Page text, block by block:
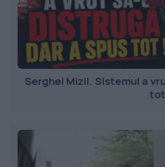
Serghei Mizil. Sistemul a
tot